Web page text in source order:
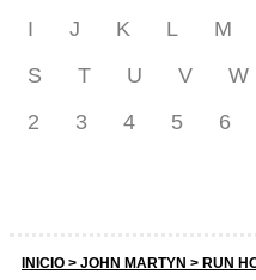
I
J K L M
S
T U V W
2
3 4 5 6
INICIO > JOHN MARTYN > RUN